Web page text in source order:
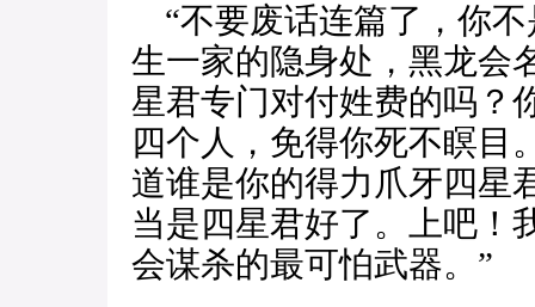
“不要废话连篇了，你
生一家的隐身处，黑龙会
星君专门对付姓费的吗？
四个人，免得你死不瞑目
道谁是你的得力爪牙四星
当是四星君好了。上吧！
会谋杀的最可怕武器。”